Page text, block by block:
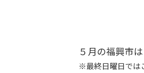
５月の福興市は
※最終日曜日では